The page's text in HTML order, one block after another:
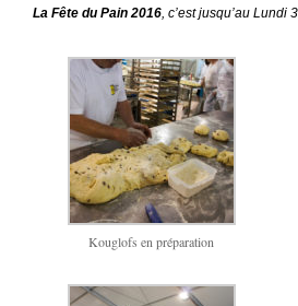
La Fête du Pain 2016, c’est jusqu’au Lundi
Kouglofs en préparation